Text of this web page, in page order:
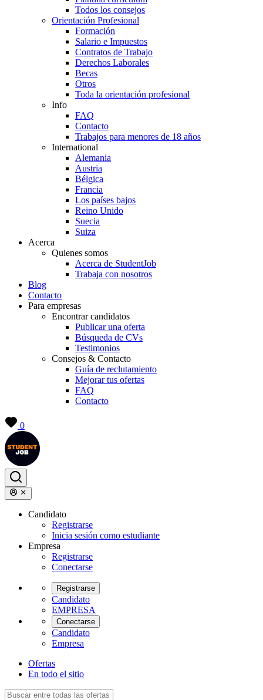
Todos los consejos
Orientación Profesional
Formación
Salario e Impuestos
Contratos de Trabajo
Derechos Laborales
Becas
Otros
Toda la orientación profesional
Info
FAQ
Contacto
Trabajos para menores de 18 años
International
Alemania
Austria
Bélgica
Francia
Los países bajos
Reino Unido
Suecia
Suiza
Acerca
Quienes somos
Acerca de StudentJob
Trabaja con nosotros
Blog
Contacto
Para empresas
Encontrar candidatos
Publicar una oferta
Búsqueda de CVs
Testimonios
Consejos & Contacto
Guía de reclutamiento
Mejorar tus ofertas
FAQ
Contacto
0
Candidato
Registrarse
Inicia sesión como estudiante
Empresa
Registrarse
Conectarse
Registrarse
Candidato
EMPRESA
Conectarse
Candidato
Empresa
Ofertas
En todo el sitio